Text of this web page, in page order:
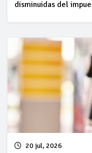
disminuidas del
combustibles que se
20 jul, 2026